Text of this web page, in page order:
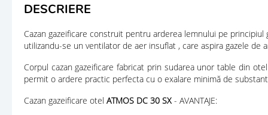
DESCRIERE
Cazan gazeificare construit pentru arderea lemnului pe principiul
utilizandu-se un ventilator de aer insuflat , care aspira gazele de
Corpul cazan gazeificare fabricat prin sudarea unor table din
permit o ardere practic perfecta cu o exalare minimă de
Cazan gazeificare otel ATMOS DC 30 SX - AVANTAJE: